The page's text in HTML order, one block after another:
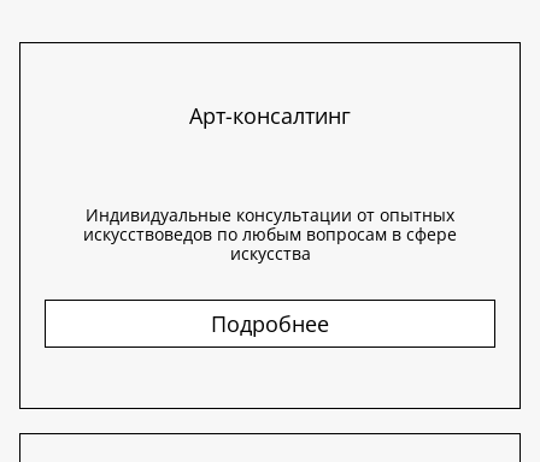
Арт-консалтинг
Индивидуальные консультации от опытных
искусствоведов по любым вопросам в сфере
искусства
Подробнее